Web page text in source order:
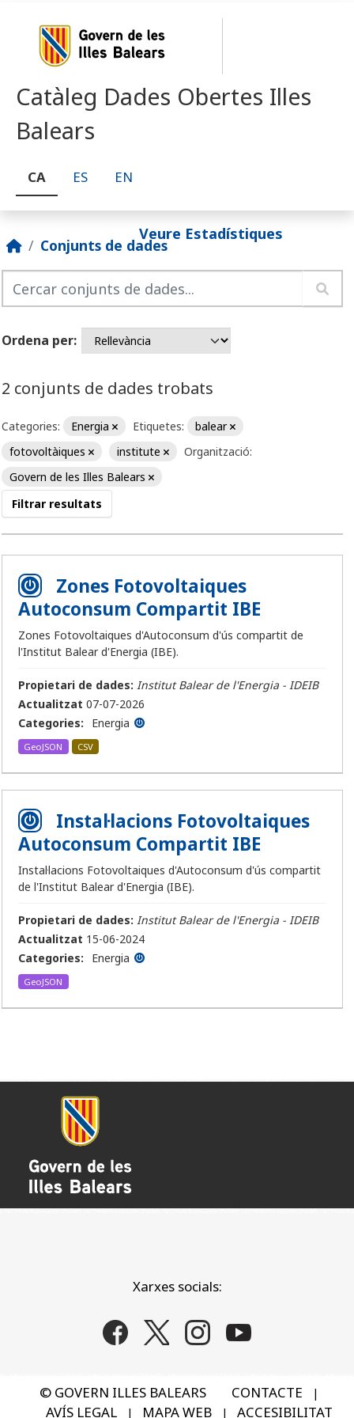
Catàleg Dades Obertes Illes
Balears
CA ES EN
Veure Estadístiques
Conjunts de dades
Ordena per
2 conjunts de dades trobats
Categories: Energia Etiquetes:
balear
fotovoltàiques
institute
Organització:
Govern de les Illes Balears
Filtrar resultats
Zones Fotovoltaiques
Autoconsum Compartit IBE
Zones Fotovoltaiques d'Autoconsum d'ús compartit de
l'Institut Balear d'Energia (IBE).
Propietari de dades: Institut Balear de l'Energia - IDEIB
Actualitzat 07-07-2026
Categories:
Energia
GeoJSON CSV
Instal·lacions Fotovoltaiques
Autoconsum Compartit IBE
Instal·lacions Fotovoltaiques d'Autoconsum d'ús compartit
de l'Institut Balear d'Energia (IBE).
Propietari de dades: Institut Balear de l'Energia - IDEIB
Actualitzat 15-06-2024
Categories:
Energia
GeoJSON
Xarxes socials:
© GOVERN ILLES BALEARS CONTACTE |
AVÍS LEGAL | MAPA WEB | ACCESIBILITAT